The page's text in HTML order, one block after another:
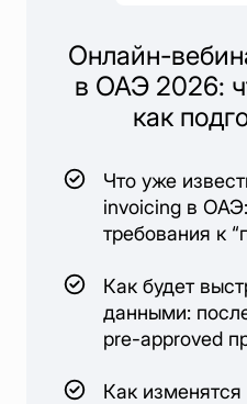
Онлайн-
в ОАЭ 2026:
как
Что уже
invoicing в
требования к
Как будет
данными:
pre-approved
Как